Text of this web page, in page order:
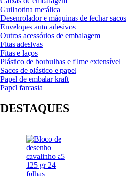
Guilhotina metálica
Desenrolador e máquinas de fechar sacos
Envelopes auto adesivos
Outros acessórios de embalagem
Fitas adesivas
Fitas e laços
Plástico de borbulhas e filme extensível
Sacos de plástico e papel
Papel de embalar kraft
Papel fantasia
DESTAQUES